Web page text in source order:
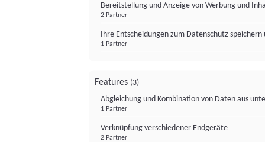
Bereitstellung und Anzeige von Werbung und
2 Partner
Ihre Entscheidungen zum Datenschutz
1 Partner
Features (3)
Abgleichung und Kombination von Daten aus
1 Partner
Verknüpfung verschiedener Endgeräte
2 Partner